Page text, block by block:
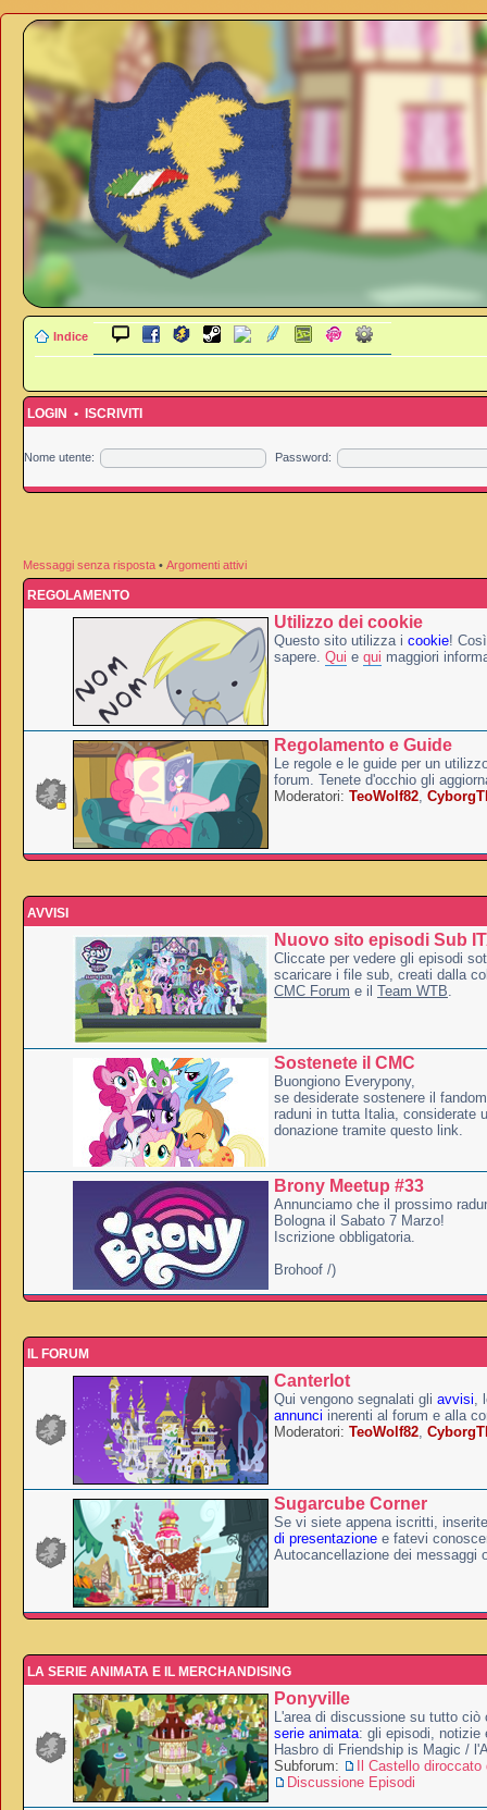
Indice
LOGIN • ISCRIVITI
Nome utente: Password:
Messaggi senza risposta • Argomenti attivi
REGOLAMENTO
Utilizzo dei cookie
Questo sito utilizza i cookie!
sapere. Qui e qui maggiori
Regolamento e Guide
Le regole e le guide per un
forum. Tenete d'occhio gli
Moderatori: TeoWolf82,
AVVISI
Nuovo sito episodi Sub
Cliccate per vedere gli episodi
scaricare i file sub, creati dalla
CMC Forum e il Team WTB.
Sostenete il CMC
Buongiono Everypony,
se desiderate sostenere il
raduni in tutta Italia, considerate
donazione tramite questo link.
Brony Meetup #33
Annunciamo che il prossimo
Bologna il Sabato 7 Marzo!
Iscrizione obbligatoria.
Brohoof /)
IL FORUM
Canterlot
Qui vengono segnalati gli avvisi,
annunci inerenti al forum e alla
Moderatori: TeoWolf82,
Sugarcube Corner
Se vi siete appena iscritti,
di presentazione e fatevi
Autocancellazione dei messaggi
LA SERIE ANIMATA E IL MERCHANDISING
Ponyville
L'area di discussione su tutto ciò
serie animata: gli episodi, notizie
Hasbro di Friendship is Magic /
Subforum:
Il Castello
Discussione Episodi